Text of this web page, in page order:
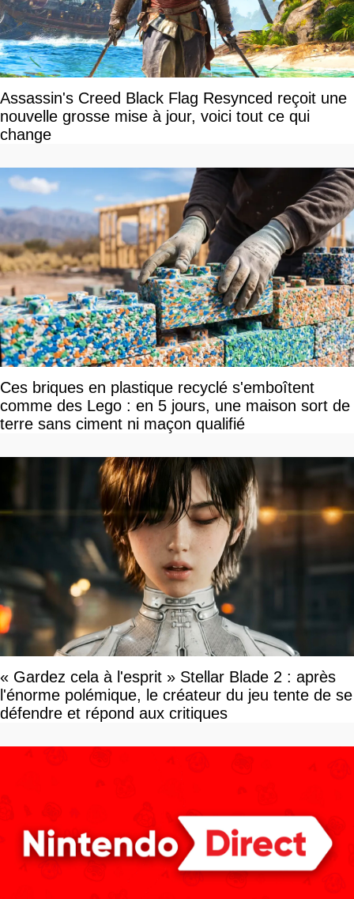
Assassin's Creed Black Flag Resynced reçoit une
nouvelle grosse mise à jour, voici tout ce qui
change
Ces briques en plastique recyclé s'emboîtent
comme des Lego : en 5 jours, une maison sort de
terre sans ciment ni maçon qualifié
« Gardez cela à l'esprit » Stellar Blade 2 : après
l'énorme polémique, le créateur du jeu tente de se
défendre et répond aux critiques